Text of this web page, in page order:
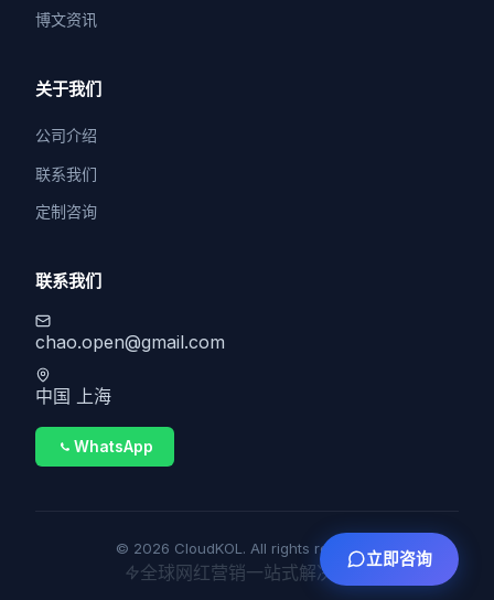
博文资讯
关于我们
公司介绍
联系我们
定制咨询
联系我们
chao.open@gmail.com
中国 上海
WhatsApp
© 2026 CloudKOL. All rights reserved.
全球网红营销一站式解决方案
立即咨询